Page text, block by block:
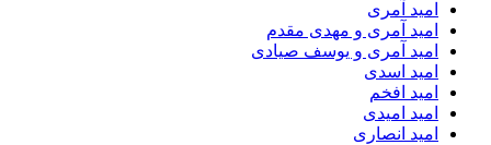
امید آمری
امید آمری و مهدی مقدم
امید آمری و یوسف صیادی
امید اسدی
امید افخم
امید امیدی
امید انصاری